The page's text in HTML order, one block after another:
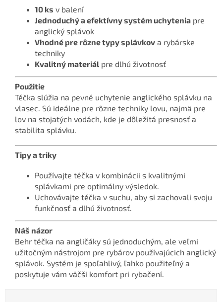
10 ks v balení
Jednoduchý a efektívny systém uchytenia pre
anglický splávok
Vhodné pre rôzne typy splávkov a rybárske
techniky
Kvalitný materiál pre dlhú životnosť
Použitie
Téčka slúžia na pevné uchytenie anglického splávku na
vlasec. Sú ideálne pre rôzne techniky lovu, najmä pre
lov na stojatých vodách, kde je dôležitá presnosť a
stabilita splávku.
Tipy a triky
Používajte téčka v kombinácii s kvalitnými
splávkami pre optimálny výsledok.
Uchovávajte téčka v suchu, aby si zachovali svoju
funkčnosť a dlhú životnosť.
Náš názor
Behr téčka na angličáky sú jednoduchým, ale veľmi
užitočným nástrojom pre rybárov používajúcich anglický
splávok. Systém je spoľahlivý, ľahko použiteľný a
poskytuje vám väčší komfort pri rybačení.